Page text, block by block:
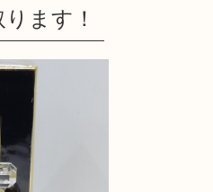
ます！